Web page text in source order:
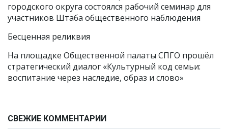
городского округа состоялся рабочий семинар для
участников Штаба общественного наблюдения
Бесценная реликвия
На площадке Общественной палаты СПГО прошёл
стратегический диалог «Культурный код семьи:
воспитание через наследие, образ и слово»
СВЕЖИЕ КОММЕНТАРИИ